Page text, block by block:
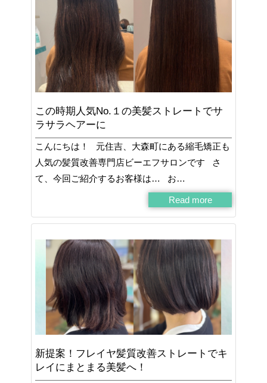
この時期人気No.１の美髪ストレートでサ
ラサラヘアーに
こんにちは！ 元住吉、大森町にある縮毛矯正も
人気の髪質改善専門店ビーエフサロンです さ
て、今回ご紹介するお客様は… お…
Read more
新提案！フレイヤ髪質改善ストレートでキ
レイにまとまる美髪へ！